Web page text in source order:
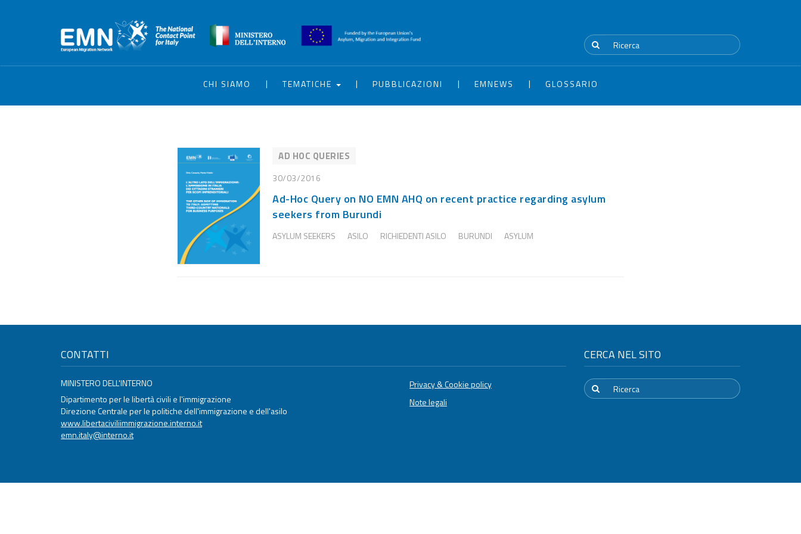
CHI SIAMO | TEMATICHE | PUBBLICAZIONI | EMNEWS | GLOSSARIO
AD HOC QUERIES
30/03/2016
Ad-Hoc Query on NO EMN AHQ on recent practice regarding asylum
seekers from Burundi
ASYLUM SEEKERS ASILO RICHIEDENTI ASILO BURUNDI ASYLUM
CONTATTI
MINISTERO DELL'INTERNO
Dipartimento per le libertà civili e l'immigrazione
Direzione Centrale per le politiche dell'immigrazione e dell'asilo
www.libertaciviliimmigrazione.interno.it
emn.italy@interno.it
Privacy & Cookie policy
Note legali
CERCA NEL SITO